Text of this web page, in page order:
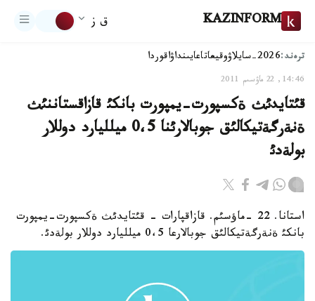
KAZINFORM ق ز
ترەند:2026-سايلاۋ وقيعاتاعايىنداۋاقوردا
14:46, 22 ماۋسىم 2011
قئتايدئث ةكسپورت-يمپورت بانكئ قازاقستاننئث
ةنةرگةتيكالئق جوبالارئنا 0،5 ميلليارد دوللار
بولةدئ
استانا. 22 -ماؤسئم. قازاقپارات - قئتايدئث ةكسپورت-يمپورت
بانكئ ةنةرگةتيكالئق جوبالارعا 0،5 ميلليارد دوللار بولةدئ.